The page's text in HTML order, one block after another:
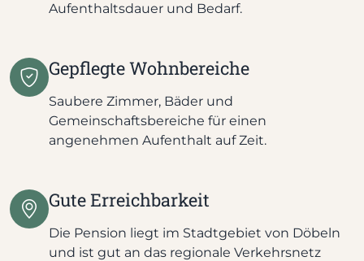
Aufenthaltsdauer und Bedarf.
Gepflegte Wohnbereiche
Saubere Zimmer, Bäder und
Gemeinschaftsbereiche für einen
angenehmen Aufenthalt auf Zeit.
Gute Erreichbarkeit
Die Pension liegt im Stadtgebiet von Döbeln
und ist gut an das regionale Verkehrsnetz